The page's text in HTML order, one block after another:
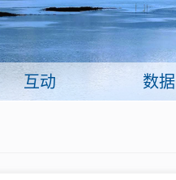
闻
互动 数据